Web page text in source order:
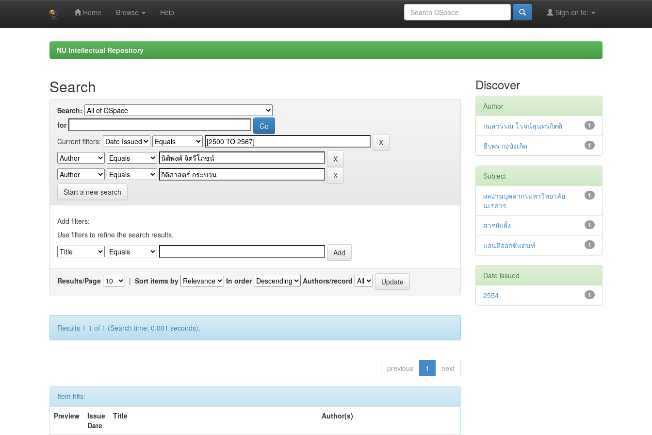
Home Browse Help Sign on to:
NU Intellectual Repository
Search
Search:
for
Current filters:
Start a new search
Add filters:
Use filters to refine the search results.
Results/Page | Sort items by In order Authors/record
Results 1-1 of 1 (Search time: 0.001 seconds).
previous 1 next
Item hits:
Preview
Issue
Date
Title Author(s)
Discover
Author
1
กมลวรรณ โรจน์สุนทรกิตติ
1
ธีรพร กงบังเกิด
Subject
1
ผลงานบุคลากรมหาวิทยาลัย
นเรศวร
1
สารยับยั้ง
1
แอนติออกซิแดนท์
Date issued
1
2554